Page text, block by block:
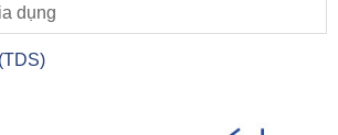
dụng